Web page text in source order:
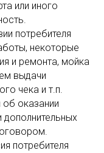
или иного
потребителя
некоторые
и ремонта, мойка
выдачи
чека и т.п.
оказании
дополнительных
потребителя